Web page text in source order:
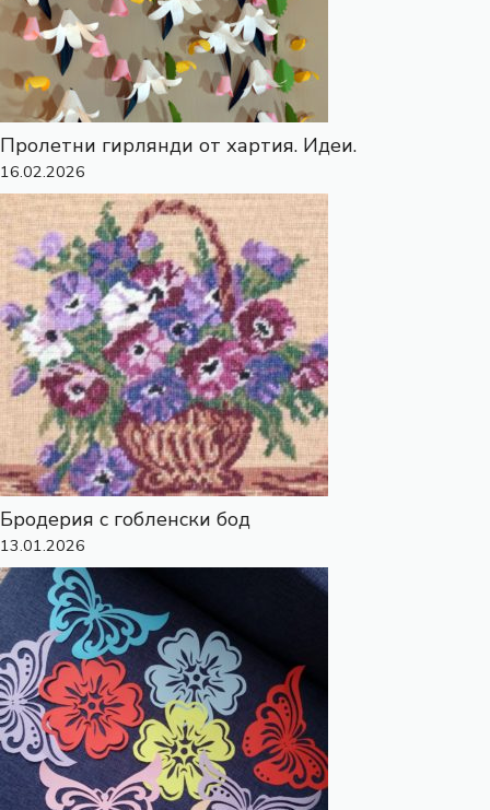
Пролетни гирлянди от хартия. Идеи.
16.02.2026
Бродерия с гобленски бод
13.01.2026